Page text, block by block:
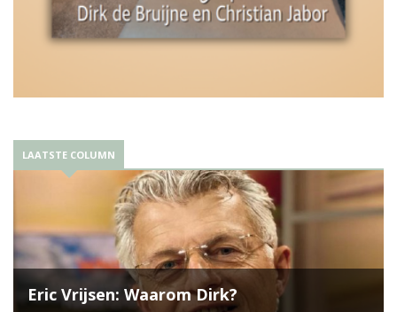
LAATSTE COLUMN
Eric Vrijsen: Waarom Dirk?